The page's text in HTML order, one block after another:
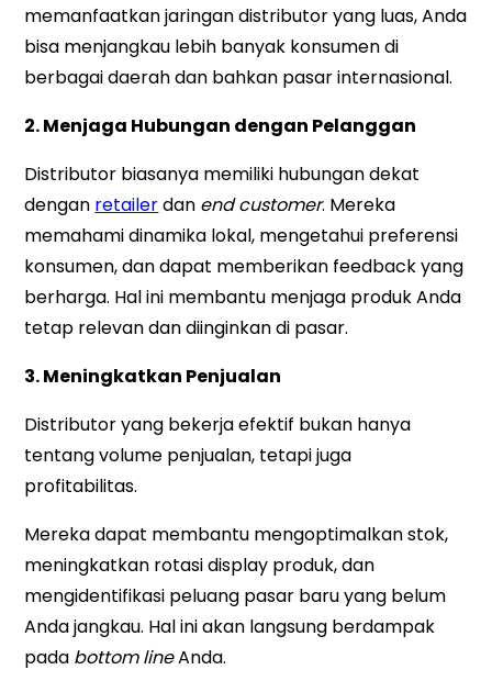
memanfaatkan jaringan distributor yang luas, Anda
bisa menjangkau lebih banyak konsumen di
berbagai daerah dan bahkan pasar internasional.
2. Menjaga Hubungan dengan Pelanggan
Distributor biasanya memiliki hubungan dekat
dengan retailerdan end customer. Mereka
memahami dinamika lokal, mengetahui preferensi
konsumen, dan dapat memberikan feedback yang
berharga. Hal ini membantu menjaga produk Anda
tetap relevan dan diinginkan di pasar.
3. Meningkatkan Penjualan
Distributor yang bekerja efektif bukan hanya
tentang volume penjualan, tetapi juga
profitabilitas.
Mereka dapat membantu mengoptimalkan stok,
meningkatkan rotasi display produk, dan
mengidentifikasi peluang pasar baru yang belum
Anda jangkau. Hal ini akan langsung berdampak
pada bottom lineAnda.